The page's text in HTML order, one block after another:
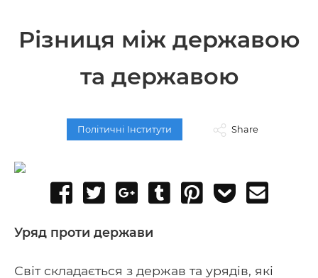
Різниця між державою
та державою
Політичні Інститути Share
Share
Facebook
Tweet
Share
Google+
Post
Pin
Add
Уряд проти держави
Світ складається з держав та урядів, які